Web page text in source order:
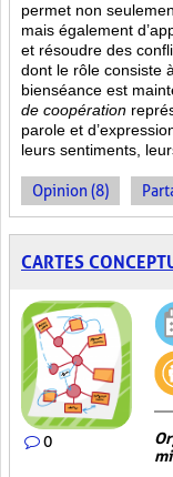
permet non
mais également
et résoudre des
dont le rôle consiste
bienséance est
de coopération
parole et
leurs sentiments,
Opinion (8)
CARTES
0